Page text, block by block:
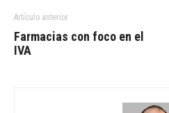
Artículo anterior
Farmacias con foco en el
IVA